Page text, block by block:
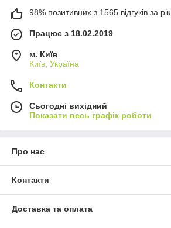
98% позитивних з 1565 відгуків за рік
Працює з 18.02.2019
м. Київ
Київ, Україна
Контакти
Сьогодні вихідний
Показати весь графік роботи
Про нас
Контакти
Доставка та оплата